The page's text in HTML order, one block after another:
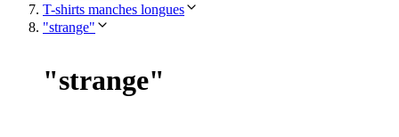
T-shirts manches longues
"strange"
"strange"